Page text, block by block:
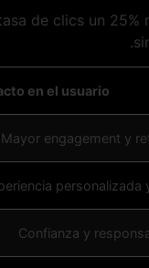
de clics un
en el usuario
Mayor engagement y
personalizada
Confianza y